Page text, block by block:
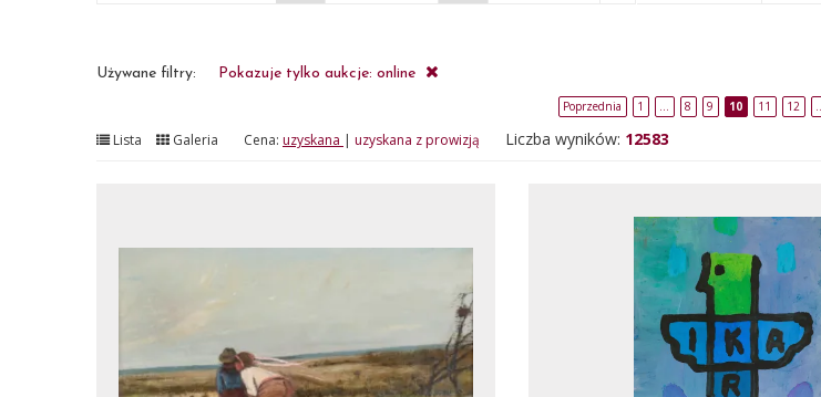
Używane filtry: Pokazuje tylko aukcje: online
Poprzednia 1 … 8 9 10 11 12
Lista Galeria Cena: uzyskana | uzyskana z prowizją Liczba wyników: 12583